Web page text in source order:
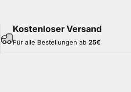
Kostenloser Versand
Für alle Bestellungen ab 25€